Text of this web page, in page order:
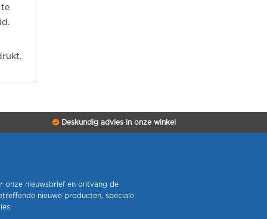
Deskundig advies in onze winkel
onze nieuwsbrief en ontvang de
nieuwe producten, speciale